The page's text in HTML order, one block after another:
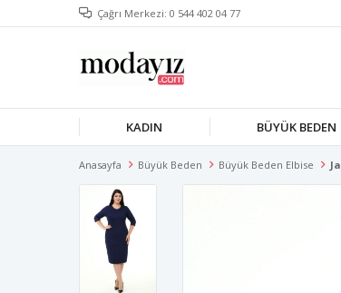
Çağrı Merkezi: 0 544 402 04 77
KADIN BÜYÜK BEDEN
Anasayfa Büyük Beden Büyük Beden Elbise